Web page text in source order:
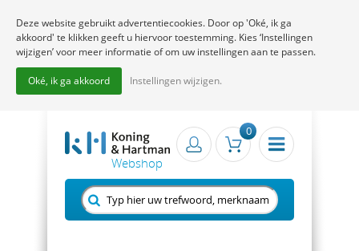
0
Deze website gebruikt advertentiecookies. Door op 'Oké, ik ga
akkoord' te klikken geeft u hiervoor toestemming. Kies ‘Instellingen
wijzigen’ voor meer informatie of om uw instellingen aan te passen.
Oké, ik ga akkoord Instellingen wijzigen.